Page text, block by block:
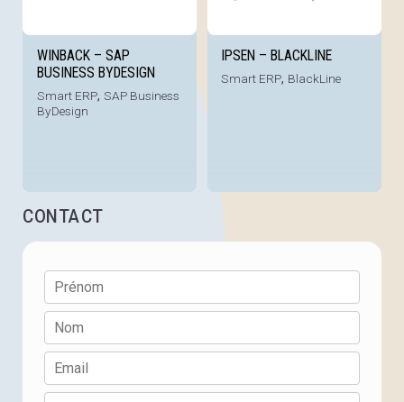
WINBACK – SAP
BUSINESS BYDESIGN
Smart ERP, SAP Business
ByDesign
IPSEN – BLACKLINE
Smart ERP, BlackLine
CONTACT